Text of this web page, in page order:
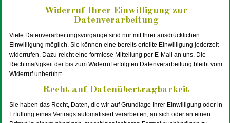
Widerruf Ihrer Einwilligung zur
Datenverarbeitung
Viele Datenverarbeitungsvorgänge sind nur mit Ihrer ausdrücklichen
Einwilligung möglich. Sie können eine bereits erteilte Einwilligung jederzeit
widerrufen. Dazu reicht eine formlose Mitteilung per E-Mail an uns. Die
Rechtmäßigkeit der bis zum Widerruf erfolgten Datenverarbeitung bleibt vom
Widerruf unberührt.
Recht auf Datenübertragbarkeit
Sie haben das Recht, Daten, die wir auf Grundlage Ihrer Einwilligung oder in
Erfüllung eines Vertrags automatisiert verarbeiten, an sich oder an einen